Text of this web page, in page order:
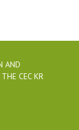
AND
CEC KR